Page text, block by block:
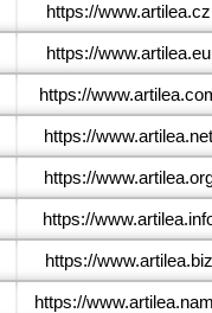
https://www.artilea.cz
https://www.artilea.eu
https://
https://www.artilea.net
https://
https://
https://www.artilea.biz
https://